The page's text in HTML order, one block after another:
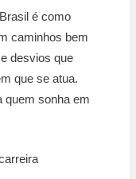
é como
caminhos bem
desvios que
que se atua.
quem sonha em